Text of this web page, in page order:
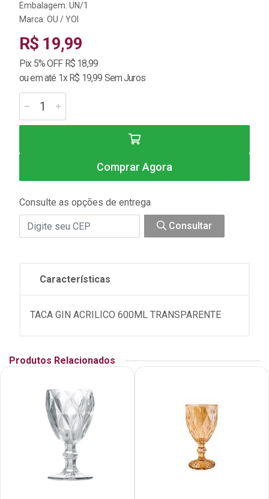
Embalagem: UN/1
Marca: OU / YOI
R$ 19,99
Pix 5% OFF R$ 18,99
ou em até 1x R$ 19,99 Sem Juros
Comprar Agora
Consulte as opções de entrega
Consultar
Características
TACA GIN ACRILICO 600ML TRANSPARENTE
Produtos Relacionados